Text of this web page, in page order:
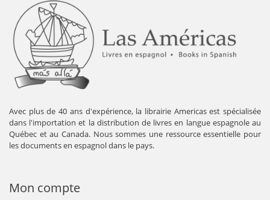
Avec plus de 40 ans d'expérience, la librairie Americas est spécialisée
dans l'importation et la distribution de livres en langue espagnole au
Québec et au Canada. Nous sommes une ressource essentielle pour
les documents en espagnol dans le pays.
Mon compte